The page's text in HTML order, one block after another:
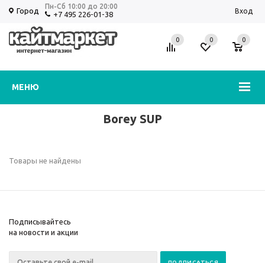
Город
Пн-Сб 10:00 до 20:00
+7 495 226-01-38 Вход
МЕНЮ
0 0
0
Borey SUP
Товары не найдены
Подписывайтесь
на новости и акции